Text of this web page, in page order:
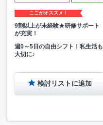
ここがオススメ！
9割以上が未経験★研修サポート
が充実！
週0～5日の自由シフト！私生活も
大切に♪
検討リストに追加